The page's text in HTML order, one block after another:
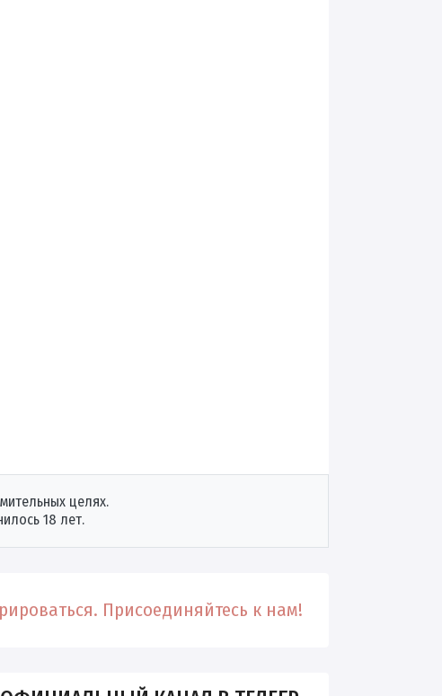
целях.
18 лет.
Присоединяйтесь к нам!